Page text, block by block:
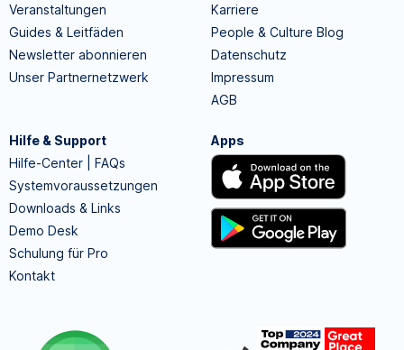
Veranstaltungen
Guides & Leitfäden
Newsletter abonnieren
Unser Partnernetzwerk
Karriere
People & Culture Blog
Datenschutz
Impressum
AGB
Hilfe & Support
Hilfe-Center | FAQs
Systemvoraussetzungen
Downloads & Links
Demo Desk
Schulung für Pro
Kontakt
Apps